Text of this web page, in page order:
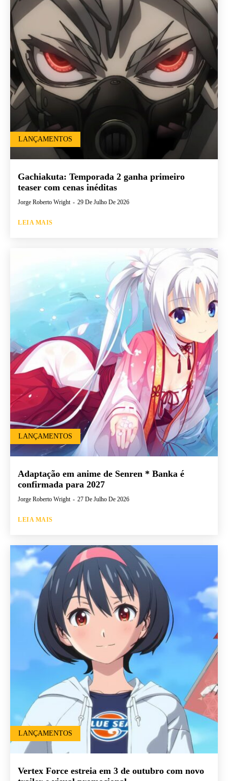
LANÇAMENTOS
Gachiakuta: Temporada 2 ganha primeiro
teaser com cenas inéditas
Jorge Roberto Wright - 29 De Julho De 2026
LEIA MAIS
LANÇAMENTOS
Adaptação em anime de Senren * Banka é
confirmada para 2027
Jorge Roberto Wright - 27 De Julho De 2026
LEIA MAIS
LANÇAMENTOS
Vertex Force estreia em 3 de outubro com novo